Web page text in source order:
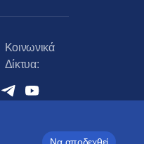
Κοινωνικά
Δίκτυα: